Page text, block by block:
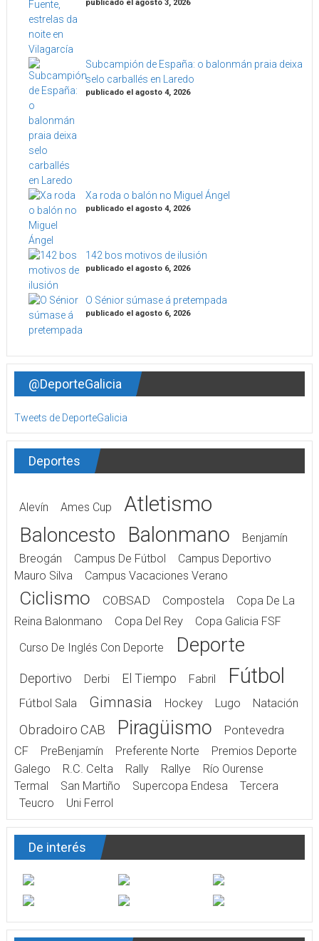
publicado el agosto 3, 2026
Subcampión de España: o balonmán praia deixa
selo carballés en Laredo
publicado el agosto 4, 2026
Xa roda o balón no Miguel Ángel
publicado el agosto 4, 2026
142 bos motivos de ilusión
publicado el agosto 6, 2026
O Sénior súmase á pretempada
publicado el agosto 6, 2026
@DeporteGalicia
Tweets de DeporteGalicia
Deportes
Alevín Ames Cup Atletismo
Baloncesto Balonmano
Benjamín
Breogán
Campus De Fútbol
Campus Deportivo
Mauro Silva
Campus Vacaciones Verano
Ciclismo COBSAD Compostela
Copa De La
Reina Balonmano
Copa Del Rey
Copa Galicia FSF
Curso De Inglés Con Deporte
Deporte
Deportivo Derbi El Tiempo Fabril Fútbol
Fútbol Sala Gimnasia Hockey Lugo Natación
Obradoiro CAB Piragüismo
Pontevedra
CF
PreBenjamín Preferente Norte
Premios Deporte
Galego
R.C. Celta Rally Rallye
Río Ourense
Termal
San Martiño Supercopa Endesa
Tercera
Teucro
Uni Ferrol
De interés